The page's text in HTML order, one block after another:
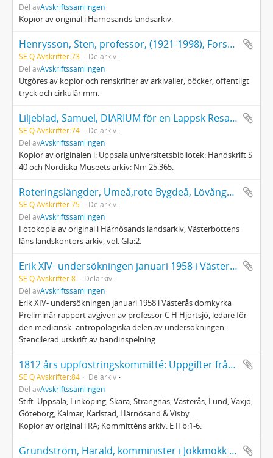
Del avAvskriftssamlingen
Kopior av original i Härnösands landsarkiv.
Henrysson, Sten, professor, (1921-1998), Forskningsmaterial angående ffa samer och sameskolor
SE Q Avskrifter:73
Delarkiv
Del avAvskriftssamlingen
Utgöres av kopior och renskrifter av arkivalier, böcker, offentligt
tryck och cirkulär mm.
Liljeblad, Samuel, DIARIUM för en Lappsk Resa. Anträdd d. 29 Maji 1788
SE Q Avskrifter:74
Delarkiv
Del avAvskriftssamlingen
Kopior av originalen i: Uppsala universitetsbibliotek: Handskrift S
40 och Nordiska Museets arkiv: Nm 25.365.
Roteringslängder, Umeå,rote Bygdeå, Lövångers, Burträsks och Skellefteå kompanier 1695
SE Q Avskrifter:75
Delarkiv
Del avAvskriftssamlingen
Fotokopia av original i Härnösands landsarkiv, Västerbottens
läns landskontors arkiv, vol. GIa:2.
Erik XIV- undersökningen januari 1958 i Västerås domkyrka
SE Q Avskrifter:8
Delarkiv
Del avAvskriftssamlingen
Erik XIV- undersökningen januari 1958 i Västerås domkyrka
Preliminär rapport avgiven av professor C H Hjortsjö, ledare för
den medicinsk- antropologiska delen av undersökningen.
Stencilerad utskrift av bandinspelning
1812 års uppfostringskommitté: Uppgifter från Konsistorierna
SE Q Avskrifter:84
Delarkiv
Del avAvskriftssamlingen
Stift: Uppsala, Linköping, Skara, Strängnäs, Västerås, Lund, Växjö,
Göteborg, Kalmar, Karlstad, Härnösand & Visby.
Kopior av original i RA; Kommitténs arkiv. E II b:1-6.
Grundström, Harald, komminister i Jokkmokk (1885-1960)